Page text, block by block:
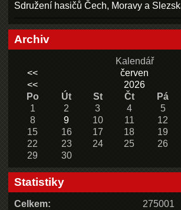
Sdružení hasičů Čech, Moravy a
Archiv
Kalendář
<<
červen
<<
2026
Po
Út St Čt Pá
1
2 3 4 5
8
9 10 11 12
15
16 17 18 19
22
23 24 25 26
29
30
Statistiky
Celkem: 275001